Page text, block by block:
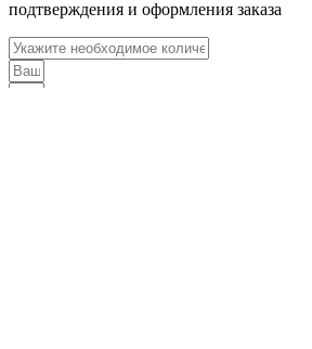
подтверждения и оформления заказа